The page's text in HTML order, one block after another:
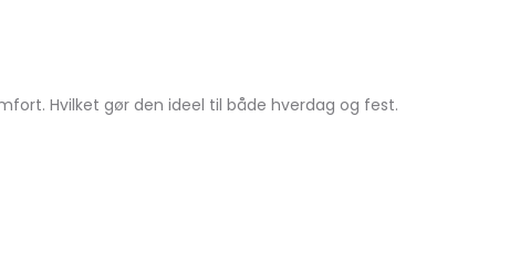
Hvilket gør den ideel til både hverdag og fest.